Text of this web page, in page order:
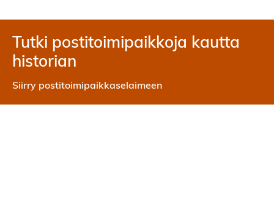
Tutki postitoimipaikkoja kautta
historian
Siirry postitoimipaikkaselaimeen